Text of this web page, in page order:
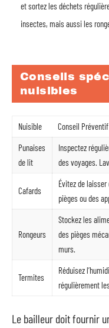
et sortez les déchets
insectes, mais aussi les
Conseils
nuisibles
Nuisible
Conseil Préventif
Punaises
de lit
Inspectez
des voyages.
Cafards
Évitez de
pièges ou des
Rongeurs
Stockez les
des pièges
murs.
Termites
Réduisez
régulièrement
Le bailleur doit fournir